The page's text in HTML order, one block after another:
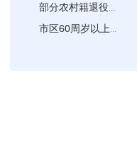
部分农村籍退役士兵老年生...